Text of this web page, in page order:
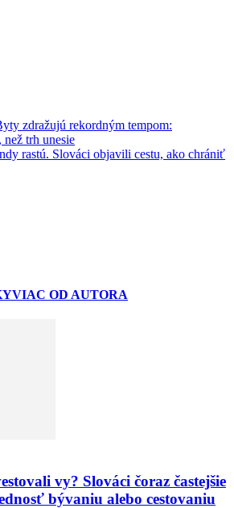
zdražujú rekordným tempom:
trh unesie
rastú. Slováci objavili cestu, ako chrániť
VIAC OD AUTORA
vy? Slováci čoraz častejšie
bývaniu alebo cestovaniu